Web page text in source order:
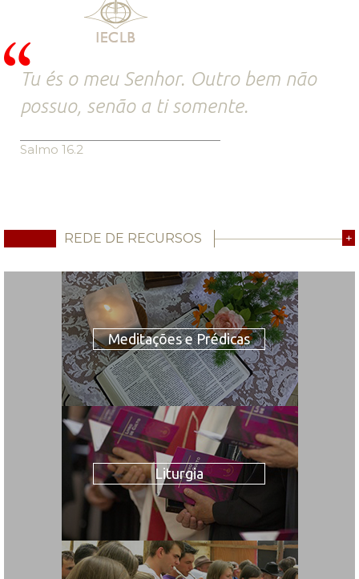
Tu és o meu Senhor. Outro bem não
possuo, senão a ti somente.
Salmo 16.2
REDE DE RECURSOS +
Meditações e Prédicas
Liturgia